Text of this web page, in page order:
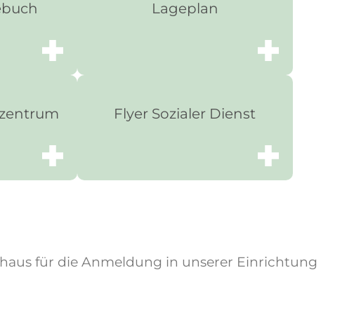
Lageplan
Flyer Sozialer Dienst
für die Anmeldung in unserer Einrichtung